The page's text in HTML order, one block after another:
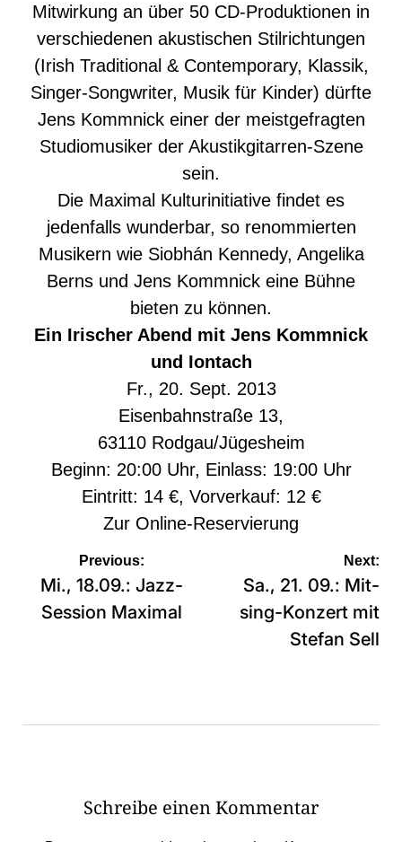
Mitwirkung an über 50 CD-Produktionen in
verschiedenen akustischen Stilrichtungen
(Irish Traditional & Contemporary, Klassik,
Singer-Songwriter, Musik für Kinder) dürfte
Jens Kommnick einer der meistgefragten
Studiomusiker der Akustikgitarren-Szene
sein.
Die Maximal Kulturinitiative findet es
jedenfalls wunderbar, so renommierten
Musikern wie Siobhán Kennedy, Angelika
Berns und Jens Kommnick eine Bühne
bieten zu können.
Ein Irischer Abend mit Jens Kommnick
und Iontach
Fr., 20. Sept. 2013
Eisenbahnstraße 13,
63110 Rodgau/Jügesheim
Beginn: 20:00 Uhr, Einlass: 19:00 Uhr
Eintritt: 14 €, Vorverkauf: 12 €
Zur Online-Reservierung
Beitragsnavigation
Previous:
Mi., 18.09.: Jazz-
Session Maximal
Next:
Sa., 21. 09.: Mit-
sing-Konzert mit
Stefan Sell
Schreibe einen Kommentar